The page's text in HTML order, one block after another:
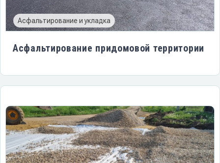
Асфальтирование и укладка
Асфальтирование придомовой территории